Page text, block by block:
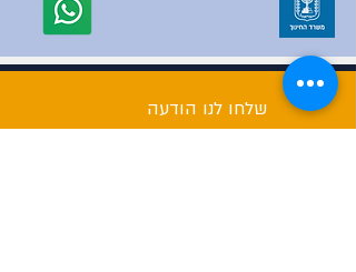
שלחו לנו הודעה